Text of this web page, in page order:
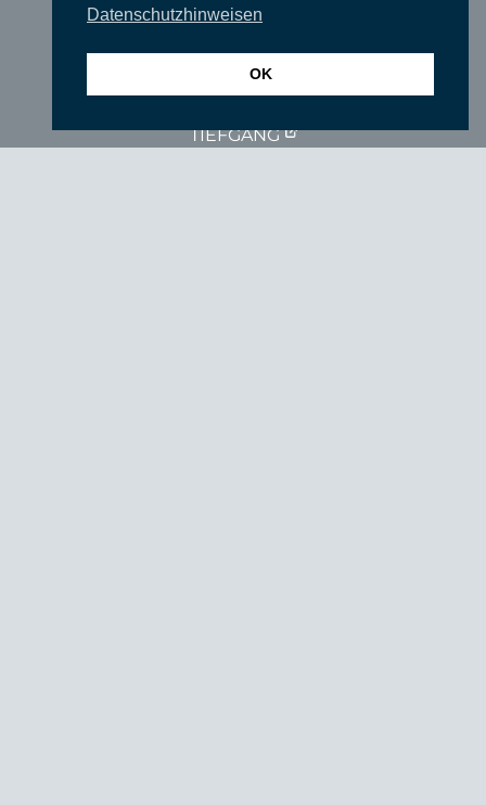
Locations
Newsletter
TIEFGANG
Datenschutzhinweisen
OK